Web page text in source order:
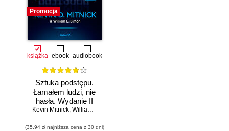
Promocja
książka ebook audiobook
Sztuka podstępu.
Łamałem ludzi, nie
hasła. Wydanie II
Kevin Mitnick, William L. Simon
(35,94 zł najniższa cena z 30 dni)